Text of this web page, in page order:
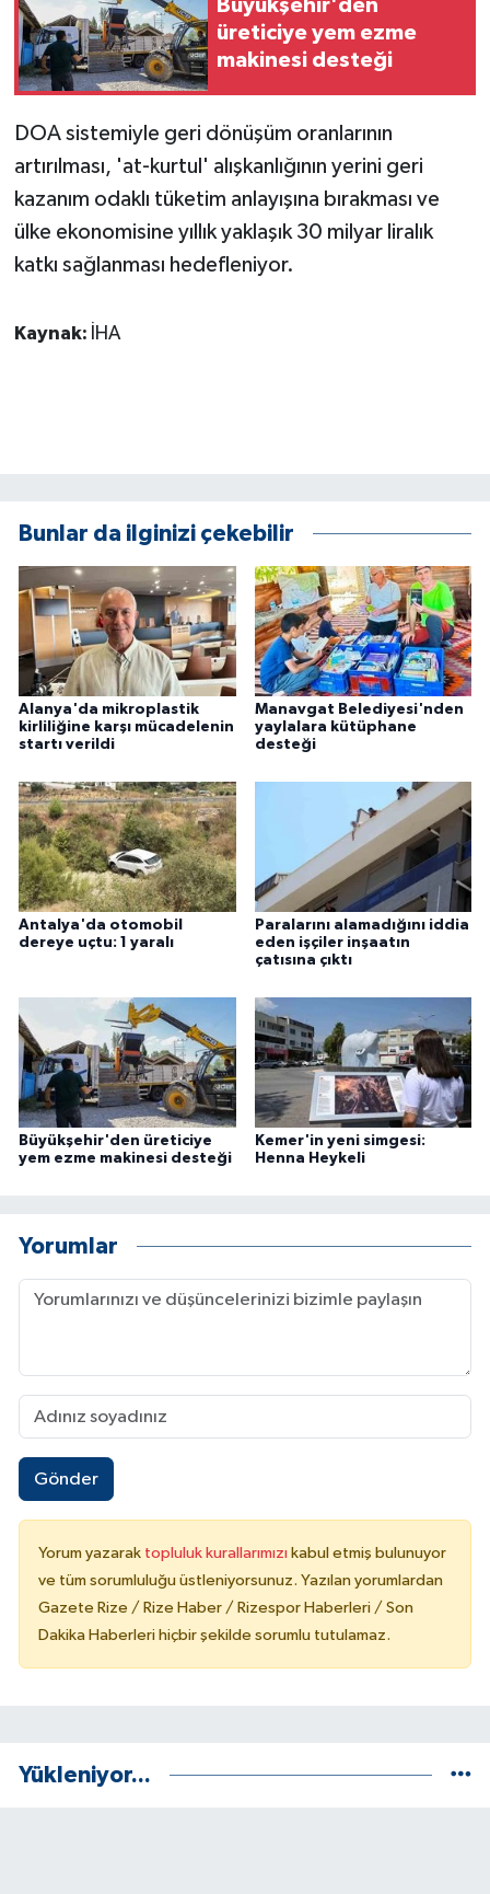
Büyükşehir'den
üreticiye yem ezme
makinesi desteği
DOA sistemiyle geri dönüşüm oranlarının
artırılması, 'at-kurtul' alışkanlığının yerini geri
kazanım odaklı tüketim anlayışına bırakması ve
ülke ekonomisine yıllık yaklaşık 30 milyar liralık
katkı sağlanması hedefleniyor.
Kaynak: İHA
Bunlar da ilginizi çekebilir
Alanya'da mikroplastik
kirliliğine karşı mücadelenin
startı verildi
Manavgat Belediyesi'nden
yaylalara kütüphane
desteği
Antalya'da otomobil
dereye uçtu: 1 yaralı
Paralarını alamadığını iddia
eden işçiler inşaatın
çatısına çıktı
Büyükşehir'den üreticiye
yem ezme makinesi desteği
Kemer'in yeni simgesi:
Henna Heykeli
Yorumlar
Gönder
Yorum yazarak topluluk kurallarımızı kabul etmiş bulunuyor
ve tüm sorumluluğu üstleniyorsunuz. Yazılan yorumlardan
Gazete Rize / Rize Haber / Rizespor Haberleri / Son
Dakika Haberleri hiçbir şekilde sorumlu tutulamaz.
Yükleniyor...